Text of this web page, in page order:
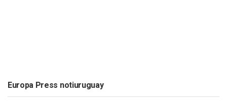
Europa Press notiuruguay